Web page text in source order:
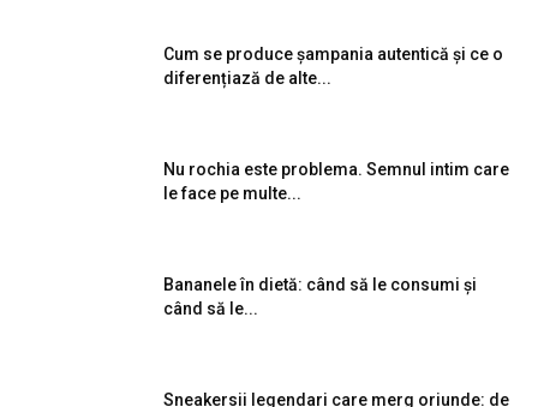
Cum se produce șampania autentică și ce o
diferențiază de alte...
Nu rochia este problema. Semnul intim care
le face pe multe...
Bananele în dietă: când să le consumi și
când să le...
Sneakersii legendari care merg oriunde: de